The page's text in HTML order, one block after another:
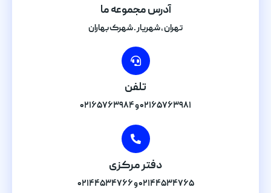
آدرس مجموعه ما
تهران , شهریار . شهرک بهاران
تلفن
۰۲۱۶۵۷۶۳۹۸۱ و ۰۲۱۶۵۷۶۳۹۸۴
دفتر مرکزی
۰۲۱۴۴۵۳۴۷۶۵ و ۰۲۱۴۴۵۳۴۷۶۶